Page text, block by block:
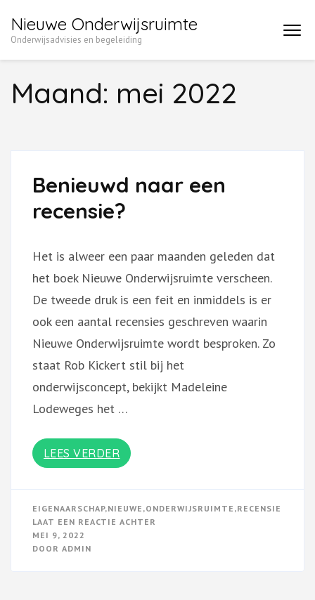
naar
enter)
Nieuwe Onderwijsruimte
Onderwijsadvisies en begeleiding
Maand: mei 2022
Benieuwd naar een
recensie?
Het is alweer een paar maanden geleden dat
het boek Nieuwe Onderwijsruimte verscheen.
De tweede druk is een feit en inmiddels is er
ook een aantal recensies geschreven waarin
Nieuwe Onderwijsruimte wordt besproken. Zo
staat Rob Kickert stil bij het
onderwijsconcept, bekijkt Madeleine
Lodeweges het …
LEES VERDER
EIGENAARSCHAP,NIEUWE ,ONDERWIJSRUIMTE ,RECENSIE
LAAT EEN REACTIE ACHTER
MEI 9, 2022
DOOR ADMIN